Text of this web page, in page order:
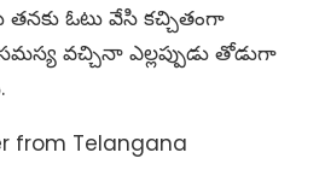
తనకు ఓటు వేసి కచ్చితంగా
వచ్చినా ఎల్లప్పుడు తోడుగా
from Telangana